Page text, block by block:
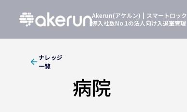
Akerun(アケルン) | スマートロック
導入社数No.1の法人向け入退室管理
ナレッジ
一覧
arrow_back
病院